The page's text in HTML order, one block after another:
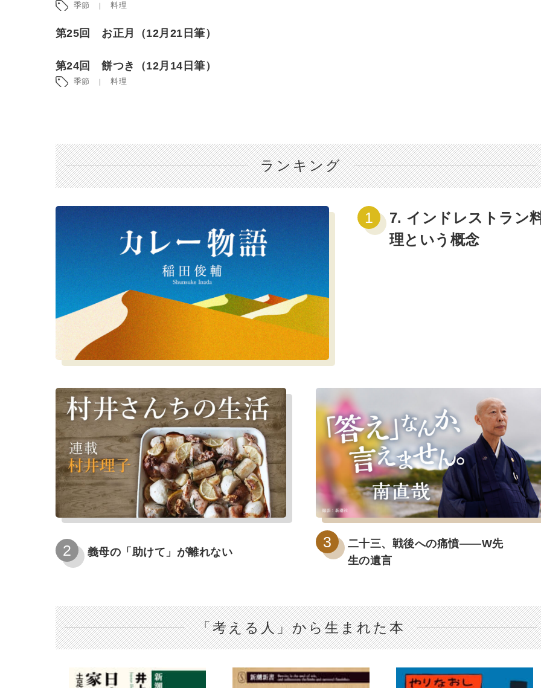
季節 料理
第25回 お正月（12月21日筆）
第24回 餅つき（12月14日筆）
季節 料理
ランキング
7. インドレストラン
理という概念
義母の「助けて」が離れない
二十三、戦後への痛憤――W先
生の遺言
「考える人」から生まれた本